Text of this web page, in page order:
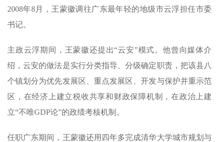
2008年8月，王蒙徽调往广东最年轻的地级市云浮担任市委
书记。
主政云浮期间，王蒙徽还提出“云安”模式。他曾向媒体介
绍，云安的做法是实行分类指导、分级确定职责，把该县八
个镇划分为优先发展区、重点发展区、开发与保护并重示范
区，在经济上建立税收共享和财政保障机制，在政治上建
立“不唯GDP论”的政绩考核机制。
任职广东期间，王蒙徽还用四年多完成清华大学城市规划与